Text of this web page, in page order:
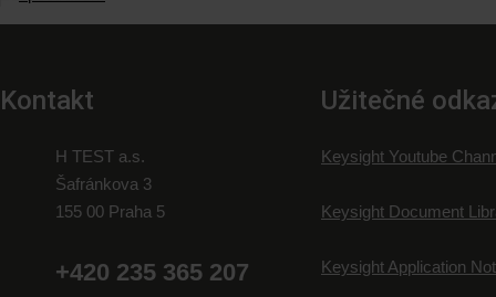
Kontakt
H TEST a.s.
Šafránkova 3
155 00 Praha 5
+420 235 365 207
Užitečné
Keysight Youtube
Keysight Document
Keysight Application